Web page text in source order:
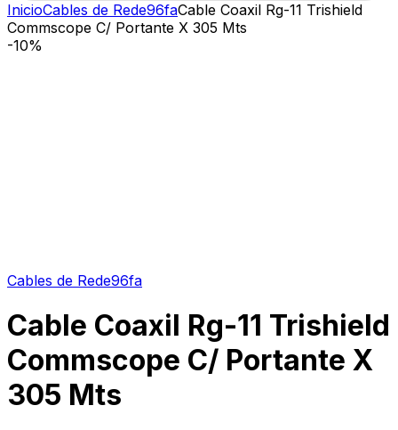
InicioCables de Rede96faCable Coaxil Rg-11 Trishield
Commscope C/ Portante X 305 Mts
-10%
Cables de Rede96fa
Cable Coaxil Rg-11 Trishield
Commscope C/ Portante X
305 Mts